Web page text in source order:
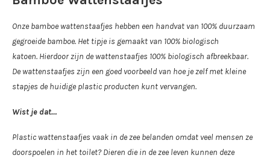
Onze bamboe wattenstaafjes hebben een handvat van 100% duurzaam
gegroeide bamboe. Het tipje is gemaakt van 100% biologisch
katoen. Hierdoor zijn de wattenstaafjes 100% biologisch afbreekbaar.
De wattenstaafjes zijn een goed voorbeeld van hoe je zelf met kleine
stapjes de huidige plastic producten kunt vervangen.
Wist je dat…
Plastic wattenstaafjes vaak in de zee belanden omdat veel mensen ze
doorspoelen in het toilet? Dieren die in de zee leven kunnen deze